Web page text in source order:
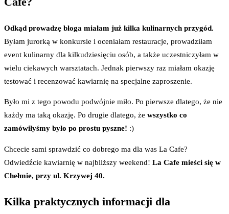
Odkąd prowadzę bloga miałam już kilka kulinarnych przygód.
Byłam jurorką w konkursie i oceniałam restauracje, prowadziłam
event kulinarny dla kilkudziesięciu osób, a także uczestniczyłam w
wielu ciekawych warsztatach. Jednak pierwszy raz miałam okazję
testować i recenzować kawiarnię na specjalne zaproszenie.
Było mi z tego powodu podwójnie miło. Po pierwsze dlatego, że nie
każdy ma taką okazję. Po drugie dlatego, że wszystko co
zamówiłyśmy było po prostu pyszne! :)
Chcecie sami sprawdzić co dobrego ma dla was La Cafe?
Odwiedźcie kawiarnię w najbliższy weekend! La Cafe mieści się w
Chełmie, przy ul. Krzywej 40.
Kilka praktycznych informacji dla